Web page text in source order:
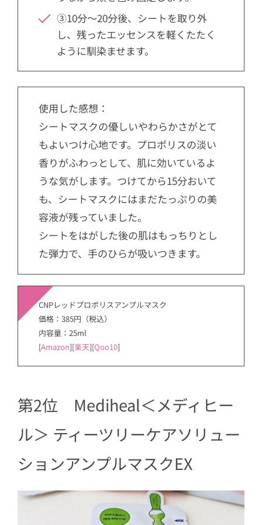
③10分～20分後、シートを取り外
し、残ったエッセンスを軽くたたく
ように馴染ませます。
使用した感想：
シートマスクの優しいやわらかさがとて
もよいつけ心地です。プロポリスの淡い
香りがふわっとして、肌に効いているよ
うな気がします。つけてから15分おいて
も、シートマスクにはまだたっぷりの美
容液が残っていました。
シートをはがした後の肌はもっちりとし
た弾力で、手のひらが吸いつきます。
CNPレッドプロポリスアンプルマスク
価格：385円（税込）
内容量：25ml
[Amazon][楽天][Qoo10]
第2位 Mediheal＜メディヒー
ル＞ ティーツリーケアソリュー
ションアンプルマスクEX